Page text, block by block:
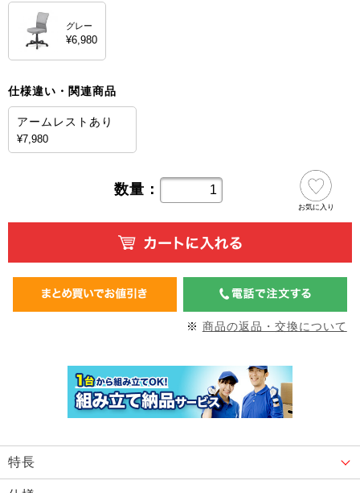
グレー
¥6,980
仕様違い・関連商品
アームレストあり
¥7,980
数量：
お気に入り
※ 商品の返品・交換について
特長